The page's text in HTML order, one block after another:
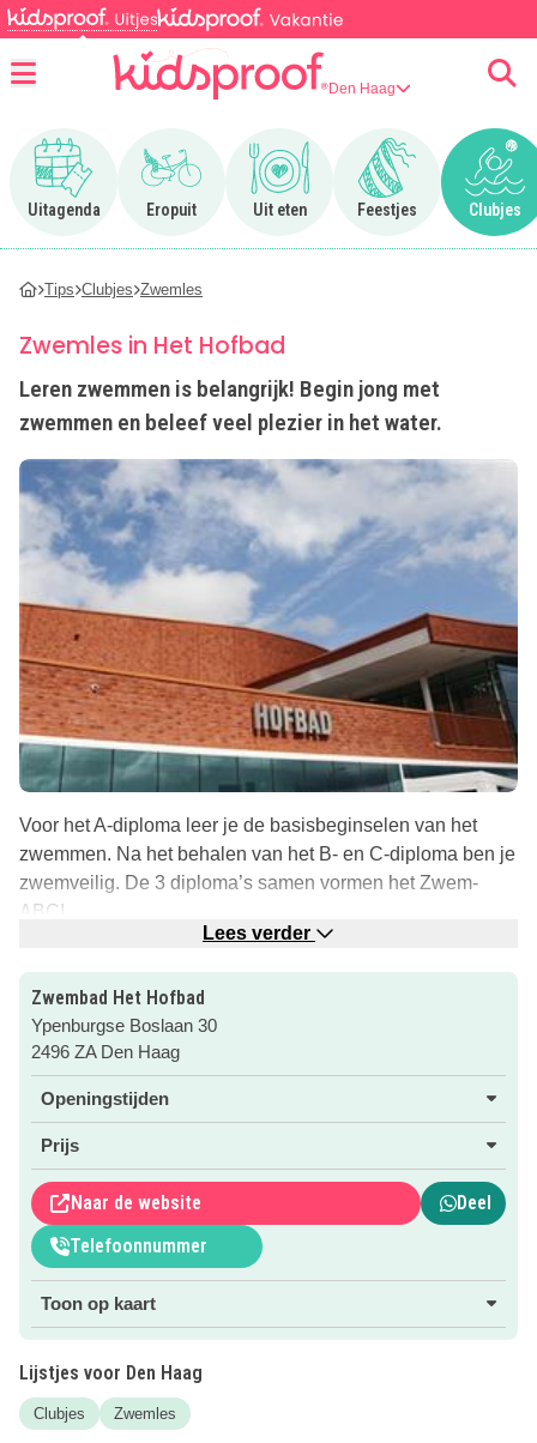
Den Haag
Uitagenda
Ga naar Uitagenda
Eropuit
Ga naar Eropuit
Uit eten
Ga naar Uit eten
Feestjes
Ga naar Feestjes
Clubjes
Ga
Tips Clubjes Zwemles
Zwemles in Het Hofbad
Leren zwemmen is belangrijk! Begin jong met
zwemmen en beleef veel plezier in het water.
Voor het A-diploma leer je de basisbeginselen van het
zwemmen. Na het behalen van het B- en C-diploma ben je
zwemveilig. De 3 diploma’s samen vormen het Zwem-
ABC!
voor meer informatie over zwemles bij Het Hofbad en
andere baden in Den Haag door via de roze button.
Tip: Bekijk onscomplete overzicht van zwemlessen
rond Den Haag!
Lees verder
Zwembad Het Hofbad
Ypenburgse Boslaan 30
2496 ZA Den Haag
Openingstijden
Prijs
Naar de website
Deel
Telefoonnummer
Toon op kaart
Lijstjes voor Den Haag
Clubjes Zwemles